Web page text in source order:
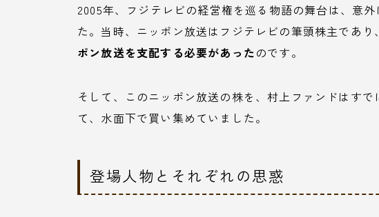
2005年、フジテレビの経営権を巡る物語の舞台は、意
た。当時、ニッポン放送はフジテレビの筆頭株主であり、
ポン放送を支配する必要があったのです。
そして、このニッポン放送の株を、村上ファンドはす
て、水面下で買い集めていました。
登場人物とそれぞれの思惑